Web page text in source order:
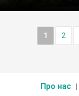
1 2
Про нас